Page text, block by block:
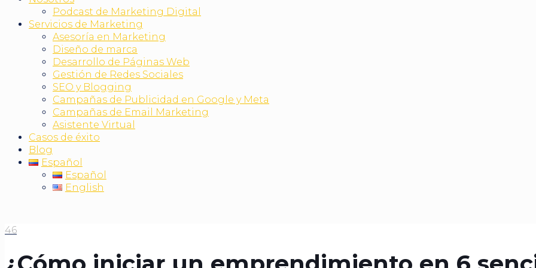
Podcast de Marketing Digital
Servicios de Marketing
Asesoría en Marketing
Diseño de marca
Desarrollo de Páginas Web
Gestión de Redes Sociales
SEO y Blogging
Campañas de Publicidad en Google y Meta
Campañas de Email Marketing
Asistente Virtual
Casos de éxito
Blog
Español
Español
English
46